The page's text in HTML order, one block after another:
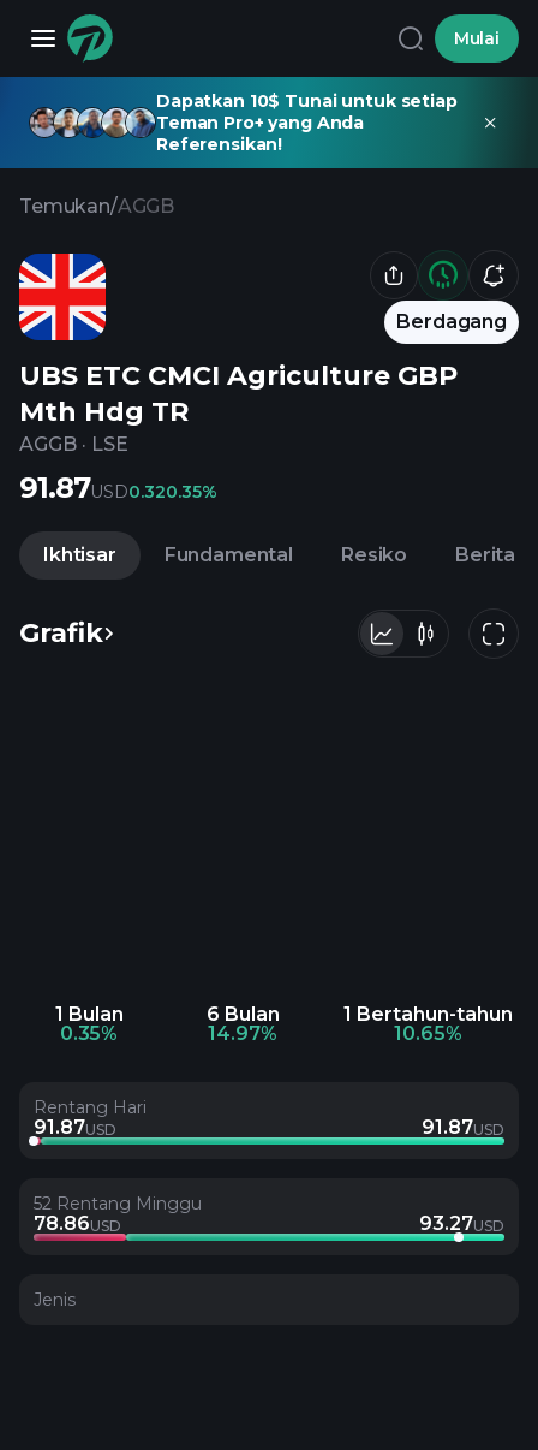
Mulai
Dapatkan 10$ Tunai untuk setiap
Teman Pro+ yang Anda
Referensikan!
Temukan/AGGB
Berdagang
UBS ETC CMCI Agriculture GBP
Mth Hdg TR
AGGB · LSE
91.87USD0.320.35%
Ikhtisar Fundamental Resiko Berita
Grafik
1 Bulan
0.35%
6 Bulan
14.97%
1 Bertahun-tahun
10.65%
Rentang Hari
91.87USD 91.87USD
52 Rentang Minggu
78.86USD 93.27USD
Jenis